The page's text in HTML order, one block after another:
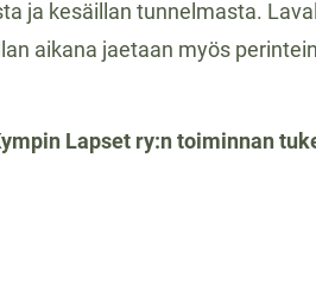
ja kesäillan tunnelmasta.
aikana jaetaan myös
Lapset ry:n toiminnan